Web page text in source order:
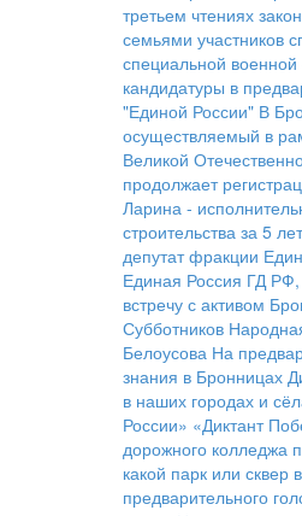
третьем чтениях
семьями участников
специальной
кандидатуры в
"Единой России" В
осуществляемый в
Великой
продолжает
Ларина -
строительства за 5 лет
депутат фракции
Единая Россия ГД
встречу с активом
Субботников
Белоусова На
знания в Бронницах
в наших городах и
России» «Диктант
дорожного колледжа
какой парк или сквер
предварительного